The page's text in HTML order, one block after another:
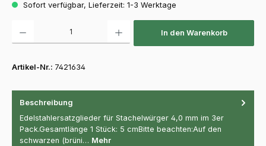
Sofort verfügbar, Lieferzeit: 1-3 Werktage
In den Warenkorb
Artikel-Nr.: 7421634
Beschreibung
Edelstahlersatzglieder für Stachelwürger 4,0 mm im 3er
Pack.Gesamtlänge 1 Stück: 5 cmBitte beachten:Auf den
schwarzen (brüni… Mehr